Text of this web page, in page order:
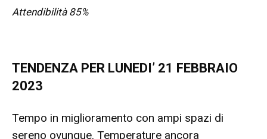
Attendibilità 85%
TENDENZA PER LUNEDI’ 21 FEBBRAIO
2023
Tempo in miglioramento con ampi spazi di
sereno ovunque. Temperature ancora